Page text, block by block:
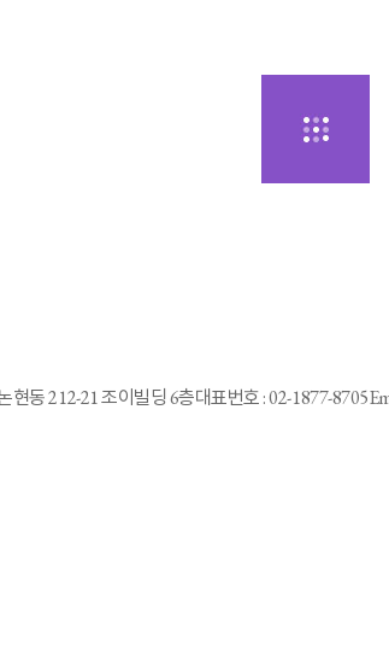
현동 212-21 조이빌딩 6층대표번호 : 02-1877-8705